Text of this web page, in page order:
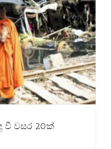
වී වසර 20ක්